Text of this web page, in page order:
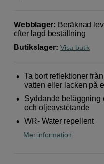
Webblager: Beräknad
efter lagd beställning
Butikslager: Visa butik
Ta bort reflektioner
vatten eller lacken på
Syddande beläggning
och oljeavstötande
WR- Water repellent
Mer information